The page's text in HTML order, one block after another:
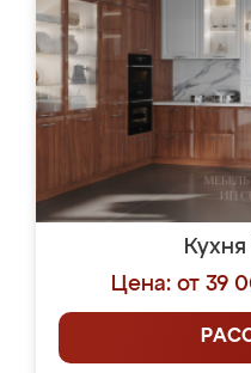
Цена: от 39